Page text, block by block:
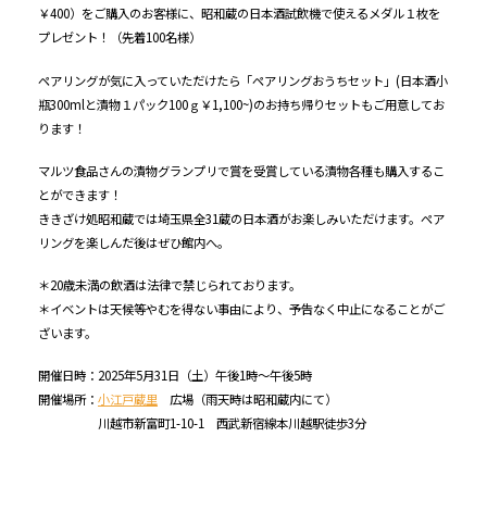
￥400）をご購入のお客様に、昭和蔵の日本酒試飲機で使えるメダル１枚を
プレゼント！（先着100名様）
ペアリングが気に入っていただけたら「ペアリングおうちセット」(日本酒小
瓶300mlと漬物１パック100ｇ￥1,100~)のお持ち帰りセットもご用意してお
ります！
マルツ食品さんの漬物グランプリで賞を受賞している漬物各種も購入するこ
とができます！
ききざけ処昭和蔵では埼玉県全31蔵の日本酒がお楽しみいただけます。ペア
リングを楽しんだ後はぜひ館内へ。
＊20歳未満の飲酒は法律で禁じられております。
＊イベントは天候等やむを得ない事由により、予告なく中止になることがご
ざいます。
開催日時：2025年5月31日（土）午後1時～午後5時
開催場所： 小江戸蔵里 広場（雨天時は昭和蔵内にて）
川越市新富町1-10-1 西武新宿線本川越駅徒歩3分